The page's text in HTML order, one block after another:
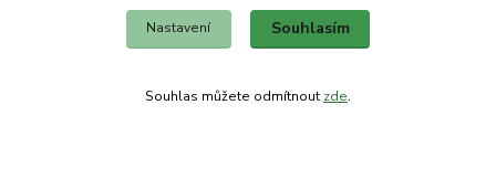
Obchodní dům-splněný sen
+420 734303223
Nastavení Souhlasím
Souhlas můžete odmítnout zde.